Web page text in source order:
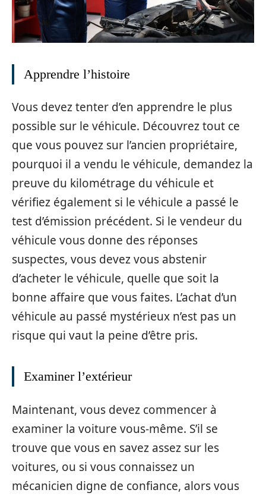
Apprendre l’histoire
Vous devez tenter d’en apprendre le plus
possible sur le véhicule. Découvrez tout ce
que vous pouvez sur l’ancien propriétaire,
pourquoi il a vendu le véhicule, demandez la
preuve du kilométrage du véhicule et
vérifiez également si le véhicule a passé le
test d’émission précédent. Si le vendeur du
véhicule vous donne des réponses
suspectes, vous devez vous abstenir
d’acheter le véhicule, quelle que soit la
bonne affaire que vous faites. L’achat d’un
véhicule au passé mystérieux n’est pas un
risque qui vaut la peine d’être pris.
Examiner l’extérieur
Maintenant, vous devez commencer à
examiner la voiture vous-même. S’il se
trouve que vous en savez assez sur les
voitures, ou si vous connaissez un
mécanicien digne de confiance, alors vous